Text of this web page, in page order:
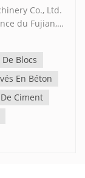
du Fujian,
de 50 000
C'est
en Chine.
techniciens
la
Blocs
En Béton
Ciment